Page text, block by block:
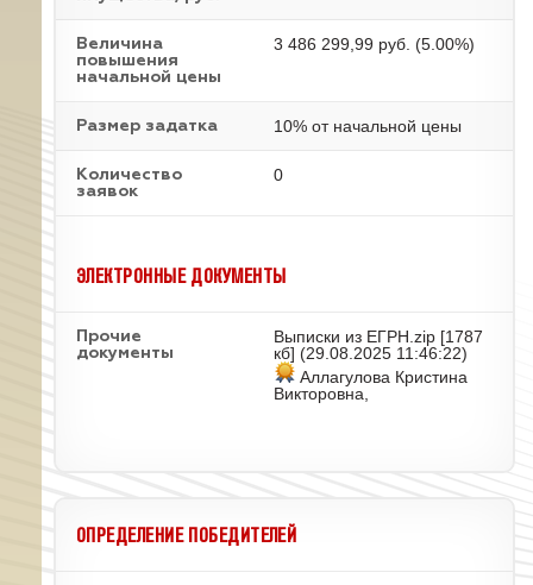
Величина
повышения
начальной цены
3 486 299,99 руб. (5.00%)
Размер задатка 10% от начальной цены
Количество
заявок
0
ЭЛЕКТРОННЫЕ ДОКУМЕНТЫ
Прочие
документы
Выписки из ЕГРН.zip [1787
кб] (29.08.2025 11:46:22)
Аллагулова Кристина
Викторовна,
ОПРЕДЕЛЕНИЕ ПОБЕДИТЕЛЕЙ